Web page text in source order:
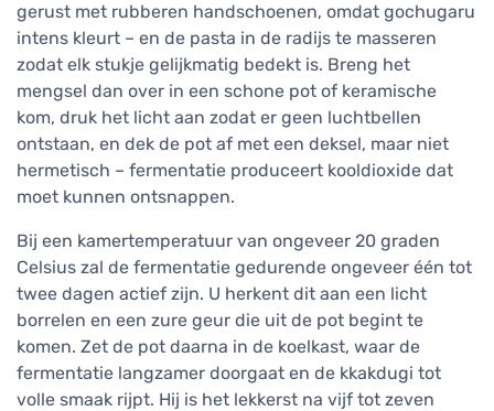
gerust met rubberen handschoenen, omdat gochugaru
intens kleurt – en de pasta in de radijs te masseren
zodat elk stukje gelijkmatig bedekt is. Breng het
mengsel dan over in een schone pot of keramische
kom, druk het licht aan zodat er geen luchtbellen
ontstaan, en dek de pot af met een deksel, maar niet
hermetisch – fermentatie produceert kooldioxide dat
moet kunnen ontsnappen.
Bij een kamertemperatuur van ongeveer 20 graden
Celsius zal de fermentatie gedurende ongeveer één tot
twee dagen actief zijn. U herkent dit aan een licht
borrelen en een zure geur die uit de pot begint te
komen. Zet de pot daarna in de koelkast, waar de
fermentatie langzamer doorgaat en de kkakdugi tot
volle smaak rijpt. Hij is het lekkerst na vijf tot zeven